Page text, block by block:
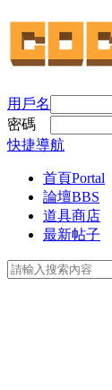
用戶名
密碼
快捷導航
首頁Portal
論壇BBS
道具商店
最新帖子